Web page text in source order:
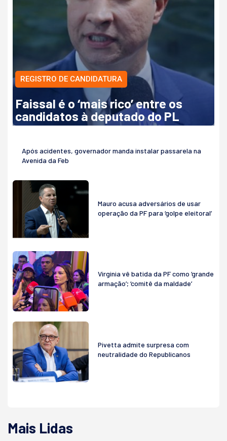
REGISTRO DE CANDIDATURA
Faissal é o ‘mais rico’ entre os
candidatos à deputado do PL
Após acidentes, governador manda instalar passarela na
Avenida da Feb
Mauro acusa adversários de usar
operação da PF para ‘golpe eleitoral’
Virginia vê batida da PF como ‘grande
armação’; ‘comitê da maldade’
Pivetta admite surpresa com
neutralidade do Republicanos
Mais Lidas